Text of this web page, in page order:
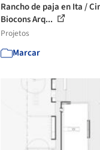
Rancho de paja en Ita /
Biocons Arq...
Projetos
Marcar